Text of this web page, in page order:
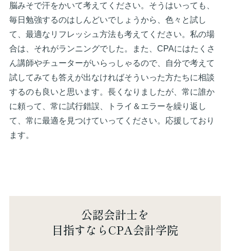
脳みそで汗をかいて考えてください。そうはいっても、
毎日勉強するのはしんどいでしょうから、色々と試し
て、最適なリフレッシュ方法も考えてください。私の場
合は、それがランニングでした。また、CPAにはたくさ
ん講師やチューターがいらっしゃるので、自分で考えて
試してみても答えが出なければそういった方たちに相談
するのも良いと思います。長くなりましたが、常に誰か
に頼って、常に試行錯誤、トライ＆エラーを繰り返し
て、常に最適を見つけていってください。応援しており
ます。
公認会計士を
目指すならCPA会計学院